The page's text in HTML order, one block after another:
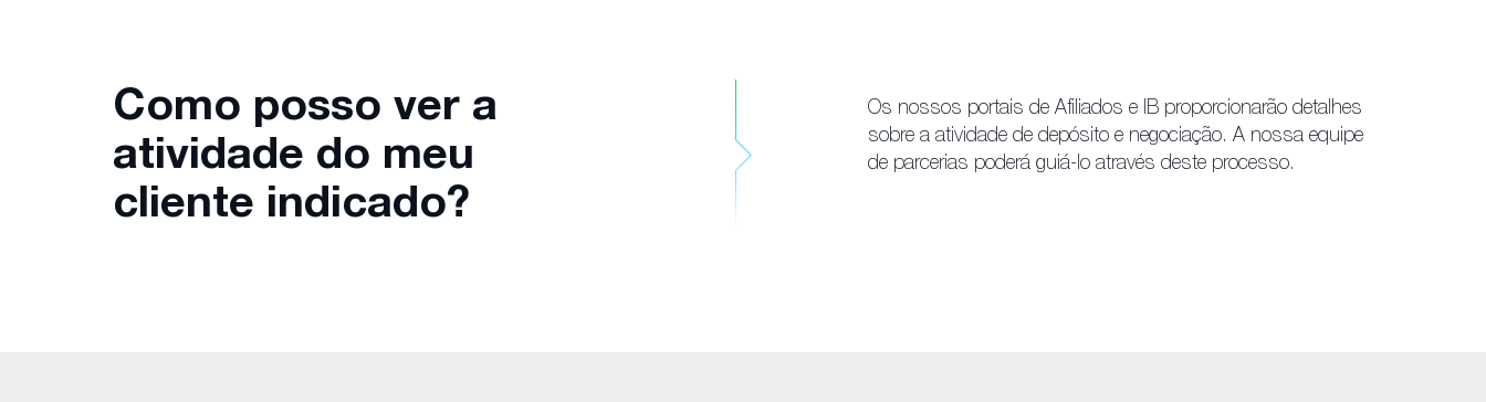
Como posso ver a
atividade do meu
cliente indicado?
Os nossos portais de Afiliados e IB proporcionarão detalhes
sobre a atividade de depósito e negociação. A nossa equipe
de parcerias poderá guiá-lo através deste processo.